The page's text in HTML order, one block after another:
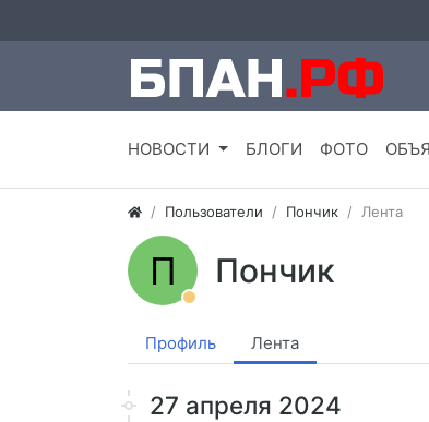
НОВОСТИ БЛОГИ ФОТО
Пользователи Пончик Лента
П Пончик
Профиль Лента
27 апреля 2024